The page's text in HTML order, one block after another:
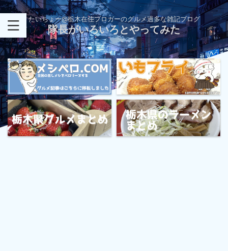
たいちょー@栃木在住ブロガーのグルメ過多な雑記ブログ
隊長がいろいろとやってみた